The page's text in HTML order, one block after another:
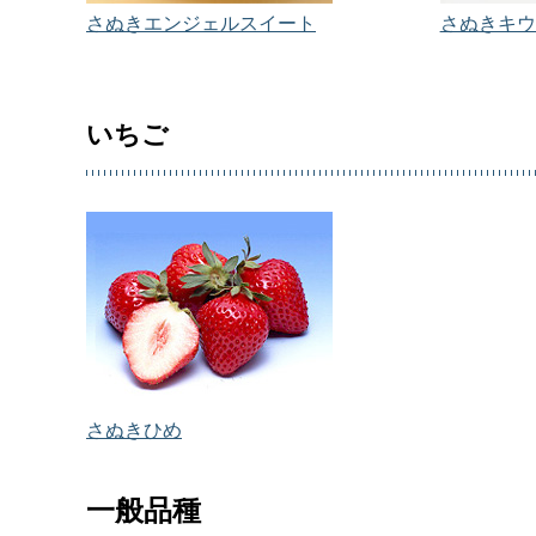
さぬきエンジェルスイート さぬきキ
いちご
さぬきひめ
一般品種